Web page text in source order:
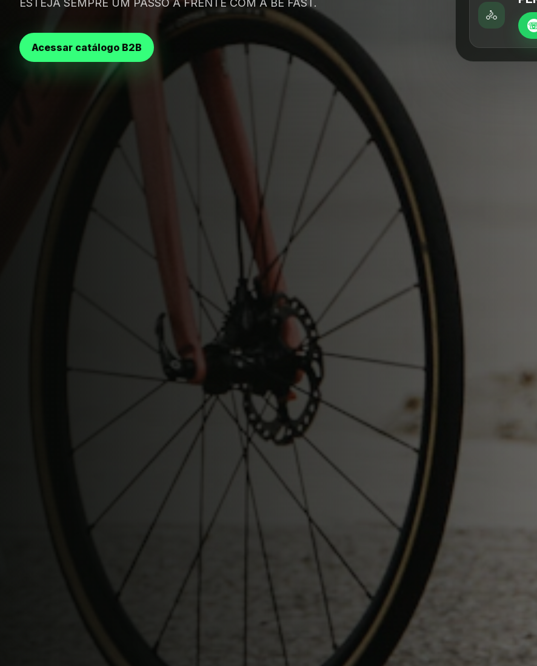
ESTEJA SEMPRE UM PASSO A FRENTE COM A BE FAST.
Acessar catálogo B2B
🚴